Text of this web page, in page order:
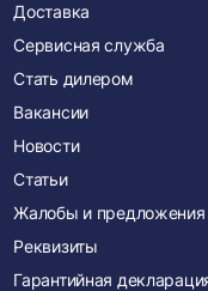
Доставка
Сервисная служба
Стать дилером
Вакансии
Новости
Статьи
Жалобы и предложения
Реквизиты
Гарантийная